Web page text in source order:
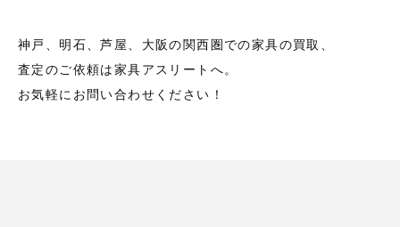
神戸、明石、芦屋、大阪の関西圏での家具の買取、
査定のご依頼は家具アスリートへ。
お気軽にお問い合わせください！